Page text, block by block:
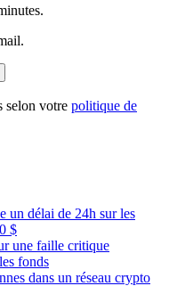
selon votre politique de
un délai de 24h sur les
$
une faille critique
fonds
dans un réseau crypto